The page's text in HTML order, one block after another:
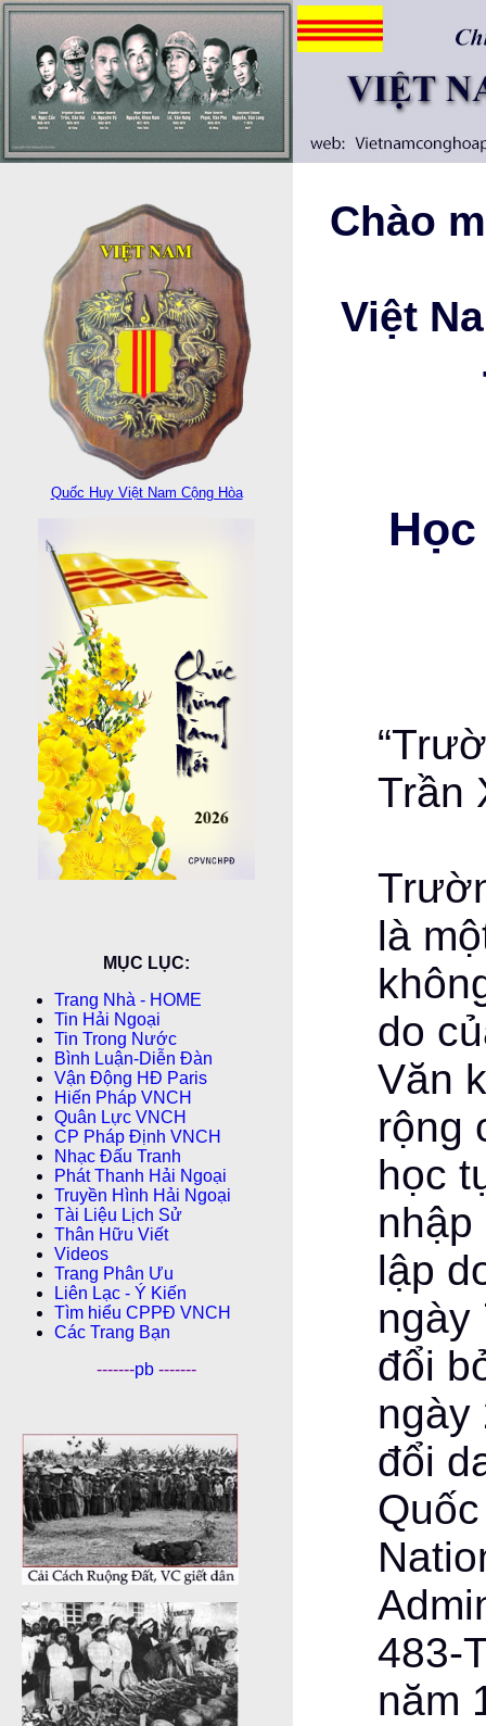
Quốc Huy Việt Nam Cộng Hòa
MỤC LỤC:
Trang Nhà - HOME
Tin Hải Ngoại
Tin Trong Nước
Bình Luận-Diễn Ðàn
Vận Động HĐ Paris
Hiến Pháp VNCH
Quân Lực VNCH
CP Pháp Ðịnh VNCH
Nhạc Đấu Tranh
Phát Thanh Hải Ngoại
Truyền Hình Hải Ngoại
Tài Liệu Lịch Sử
Thân Hữu Viết
Videos
Trang Phân Ưu
Liên Lạc - Ý Kiến
Tìm hiểu CPPÐ VNCH
Các Trang Bạn
-------pb -------
Chào
Việt
Trần
là
do
Văn
rộng
học
lập
ngày
đổi
ngày
đổi
483-
năm